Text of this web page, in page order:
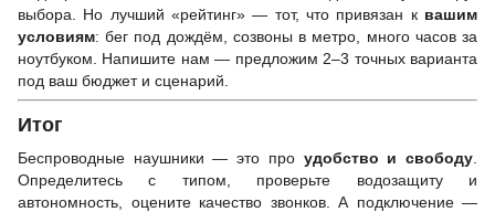
выбора. Но лучший «рейтинг» — тот, что привязан к вашим
условиям: бег под дождём, созвоны в метро, много часов за
ноутбуком. Напишите нам — предложим 2–3 точных варианта
под ваш бюджет и сценарий.
Итог
Беспроводные наушники — это про удобство и свободу
Определитесь с типом, проверьте водозащиту и
автономность, оцените качество звонков. А подключение —